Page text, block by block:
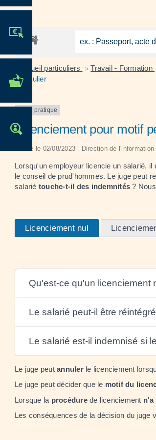
MES DÉMARCHES
OFFRES D'EMPLOI
Accueil particuliers > Travail - Formation
irrégulier
Fiche pratique
Licenciement pour motif
Vérifié le 02/08/2023 - Direction de
Lorsqu'un employeur licencie un salarié,
le conseil de prud'hommes. Le juge peut
salarié touche-t-il des indemnités ?
Licenciement nul
Qu'est-ce qu'un licenciement
Le salarié peut-il être
Le salarié est-il indemnisé si
Le juge peutannulerle licenciement
Le juge peut décider que le motif du
Lorsque la procédurede licenciement n'a
Les conséquences de la décision du juge